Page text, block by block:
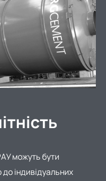
можуть бути
до індивідуальних